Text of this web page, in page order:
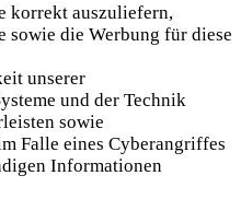
korrekt auszuliefern,
sowie die Werbung für diese
unserer
und der Technik
sowie
Falle eines Cyberangriffes
Informationen